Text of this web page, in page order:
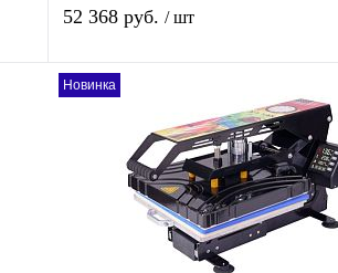
52 368 руб. / шт
В корзину
Купить в 1 клик Сравнение
В избранное
наличии
Новинка